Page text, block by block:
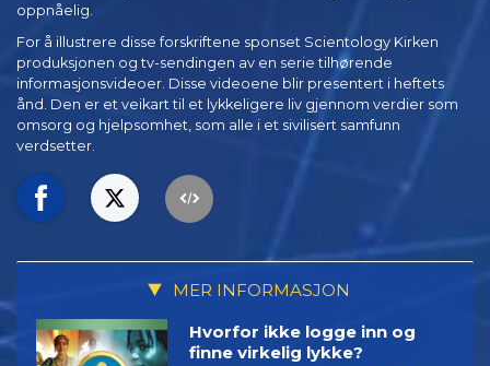
oppnåelig.
For å illustrere disse forskriftene sponset Scientology Kirken
produksjonen og tv-sendingen av en serie tilhørende
informasjonsvideoer. Disse videoene blir presentert i heftets
ånd. Den er et veikart til et lykkeligere liv gjennom verdier som
omsorg og hjelpsomhet, som alle i et sivilisert samfunn
verdsetter.
MER INFORMASJON
Hvorfor ikke logge inn og
finne virkelig lykke?